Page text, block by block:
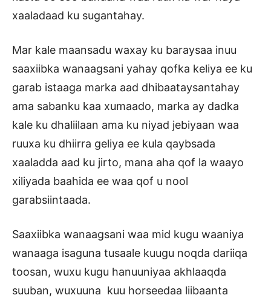
xaaladaad ku sugantahay.
Mar kale maansadu waxay ku baraysaa inuu
saaxiibka wanaagsani yahay qofka keliya ee ku
garab istaaga marka aad dhibaataysantahay
ama sabanku kaa xumaado, marka ay dadka
kale ku dhaliilaan ama ku niyad jebiyaan waa
ruuxa ku dhiirra geliya ee kula qaybsada
xaaladda aad ku jirto, mana aha qof la waayo
xiliyada baahida ee waa qof u nool
garabsiintaada.
Saaxiibka wanaagsani waa mid kugu waaniya
wanaaga isaguna tusaale kuugu noqda dariiqa
toosan, wuxu kugu hanuuniyaa akhlaaqda
suuban, wuxuuna kuu horseedaa liibaanta